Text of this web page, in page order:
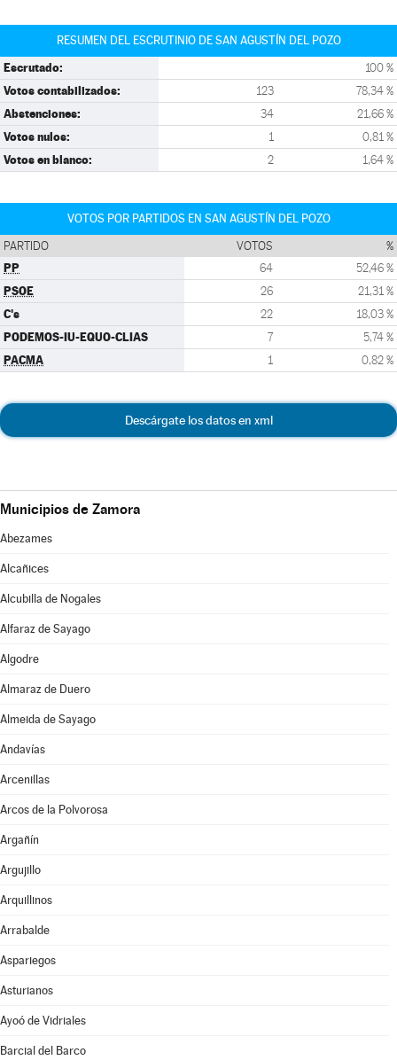
RESUMEN DEL ESCRUTINIO DE SAN AGUSTÍN DEL POZO
Escrutado: 100 %
Votos contabilizados: 123 78,34 %
Abstenciones: 34 21,66 %
Votos nulos: 1 0,81 %
Votos en blanco: 2 1,64 %
VOTOS POR PARTIDOS EN SAN AGUSTÍN DEL POZO
PARTIDO VOTOS %
PP 64 52,46 %
PSOE 26 21,31 %
C's 22 18,03 %
PODEMOS-IU-EQUO-CLIAS 7 5,74 %
PACMA 1 0,82 %
Descárgate los datos en xml
Municipios de Zamora
Abezames
Alcañices
Alcubilla de Nogales
Alfaraz de Sayago
Algodre
Almaraz de Duero
Almeida de Sayago
Andavías
Arcenillas
Arcos de la Polvorosa
Argañín
Argujillo
Arquillinos
Arrabalde
Aspariegos
Asturianos
Ayoó de Vidriales
Barcial del Barco